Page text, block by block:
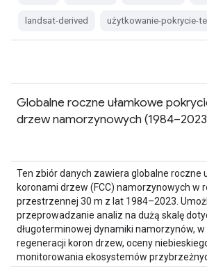
landsat-derived użytkowanie-pokrycie-
Globalne roczne ułamkowe
drzew namorzynowych
Ten zbiór danych zawiera globalne roczne
koronami drzew (FCC) namorzynowych w
przestrzennej 30 m z lat 1984–2023.
przeprowadzanie analiz na dużą skalę
długoterminowej dynamiki namorzynów,
regeneracji koron drzew, oceny
monitorowania ekosystemów